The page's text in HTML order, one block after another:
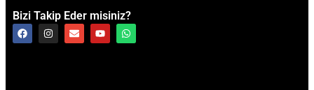
Bizi Takip Eder misiniz?